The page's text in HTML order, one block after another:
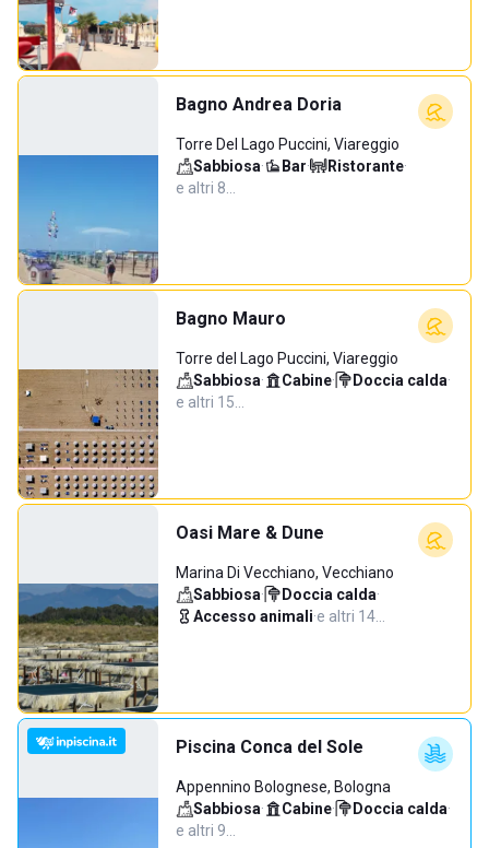
Bagno Andrea Doria
Torre Del Lago Puccini, Viareggio
Sabbiosa· Bar· Ristorante·
e altri 8…
Bagno Mauro
Torre del Lago Puccini, Viareggio
Sabbiosa· Cabine· Doccia calda·
e altri 15…
Oasi Mare & Dune
Marina Di Vecchiano, Vecchiano
Sabbiosa· Doccia calda·
Accesso animali·e altri 14…
Piscina Conca del Sole
Appennino Bolognese, Bologna
Sabbiosa· Cabine· Doccia calda·
e altri 9…